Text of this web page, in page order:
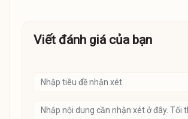
Viết đánh giá của bạn